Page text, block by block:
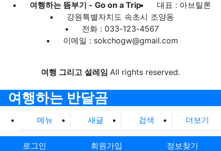
여행하는 뜸부기 - Go on a Trip
대표 : 아브틸론
강원특별자치도 속초시 조양동
전화 : 033-123-4567
이메일 : sokchogw@gmail.com
여행 그리고 설레임 All rights reserved.
여행하는 반달곰
메뉴 새글 검색 더보기
로그인 회원가입 정보찾기